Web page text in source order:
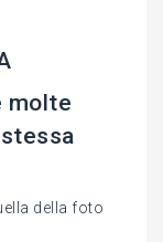
molte
della foto